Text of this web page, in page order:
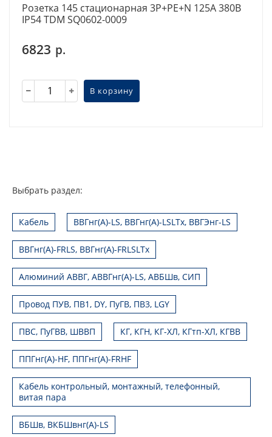
Розетка 145 стационарная 3Р+РЕ+N 125А 380В
IP54 TDM SQ0602-0009
6823 р.
В корзину
Выбрать раздел:
Кабель ВВГнг(А)-LS, ВВГнг(А)-LSLTx, ВВГЭнг-LS
ВВГнг(А)-FRLS, ВВГнг(А)-FRLSLTx
Алюминий АВВГ, АВВГнг(А)-LS, АВБШв, СИП
Провод ПУВ, ПВ1, DY, ПуГВ, ПВ3, LGY
ПВС, ПуГВВ, ШВВП КГ, КГН, КГ-ХЛ, КГтп-ХЛ, КГВВ
ППГнг(А)-HF, ППГнг(А)-FRHF
Кабель контрольный, монтажный, телефонный,
витая пара
ВБШв, ВКБШвнг(А)-LS